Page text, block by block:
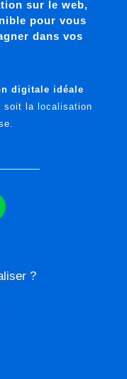
sur le web,
pour vous
dans vos
digitale idéale
soit la localisation
?